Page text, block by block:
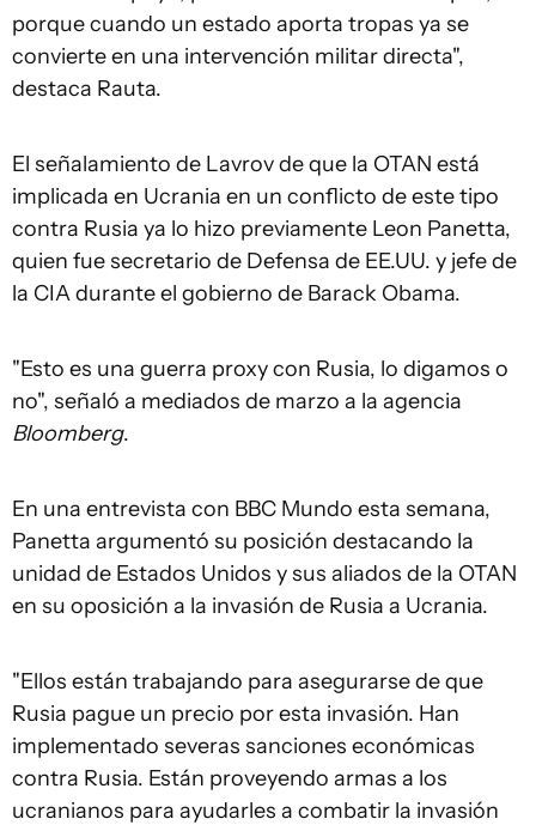
porque cuando un estado aporta tropas ya se
convierte en una intervención militar directa",
destaca Rauta.
El señalamiento de Lavrov de que la OTAN está
implicada en Ucrania en un conflicto de este tipo
contra Rusia ya lo hizo previamente Leon Panetta,
quien fue secretario de Defensa de EE.UU. y jefe de
la CIA durante el gobierno de Barack Obama.
"Esto es una guerra proxy con Rusia, lo digamos o
no", señaló a mediados de marzo a la agencia
Bloomberg.
En una entrevista con BBC Mundo esta semana,
Panetta argumentó su posición destacando la
unidad de Estados Unidos y sus aliados de la OTAN
en su oposición a la invasión de Rusia a Ucrania.
"Ellos están trabajando para asegurarse de que
Rusia pague un precio por esta invasión. Han
implementado severas sanciones económicas
contra Rusia. Están proveyendo armas a los
ucranianos para ayudarles a combatir la invasión